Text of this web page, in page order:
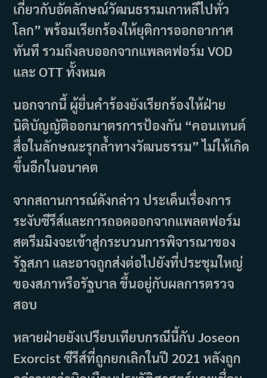
เกี่ยวกับอัตลักษณ์วัฒนธรรมเกาหลีไปทั่ว
โลก” พร้อมเรียกร้องให้ยุติการออกอากาศ
ทันที รวมถึงลบออกจากแพลตฟอร์ม VOD
และ OTT ทั้งหมด
นอกจากนี้ ผู้ยื่นคำร้องยังเรียกร้องให้ฝ่าย
นิติบัญญัติออกมาตรการป้องกัน “คอนเทนต์
สื่อในลักษณะรุกล้ำทางวัฒนธรรม” ไม่ให้เกิด
ขึ้นอีกในอนาคต
จากสถานการณ์ดังกล่าว ประเด็นเรื่องการ
ระงับซีรีส์และการถอดออกจากแพลตฟอร์ม
สตรีมมิงจะเข้าสู่กระบวนการพิจารณาของ
รัฐสภา และอาจถูกส่งต่อไปยังที่ประชุมใหญ่
ของสภาหรือรัฐบาล ขึ้นอยู่กับผลการตรวจ
สอบ
หลายฝ่ายยังเปรียบเทียบกรณีนี้กับ Joseon
Exorcist ซีรีส์ที่ถูกยกเลิกในปี 2021 หลังถูก